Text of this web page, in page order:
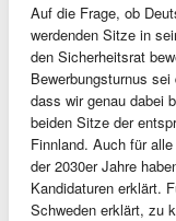
Auf die Frage, ob
werdenden Sitze in
den Sicherheitsrat
Bewerbungsturnus
dass wir genau dabei
beiden Sitze der
Finnland. Auch für
der 2030er Jahre
Kandidaturen erklärt.
Schweden erklärt, zu